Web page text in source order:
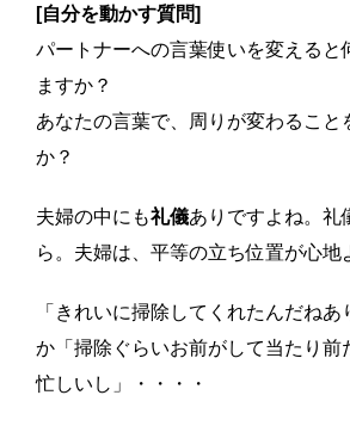
[自分を動かす質問]
パートナーへの言葉使いを変えると
ますか？
あなたの言葉で、周りが変わること
か？
夫婦の中にも礼儀ありですよね。礼
ら。夫婦は、平等の立ち位置が心地
「きれいに掃除してくれたんだねあ
か「掃除ぐらいお前がして当たり前
忙しいし」・・・・